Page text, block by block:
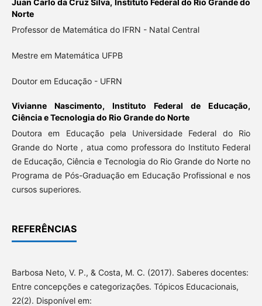
Norte
Professor de Matemática do IFRN - Natal Central
Mestre em Matemática UFPB
Doutor em Educação - UFRN
Vivianne Nascimento, Instituto Federal de Educação,
Ciência e Tecnologia do Rio Grande do Norte
Doutora em Educação pela Universidade Federal do Rio
Grande do Norte , atua como professora do Instituto Federal
de Educação, Ciência e Tecnologia do Rio Grande do Norte no
Programa de Pós-Graduação em Educação Profissional e nos
cursos superiores.
REFERÊNCIAS
Barbosa Neto, V. P., & Costa, M. C. (2017). Saberes docentes:
Entre concepções e categorizações. Tópicos Educacionais,
22(2). Disponível em: